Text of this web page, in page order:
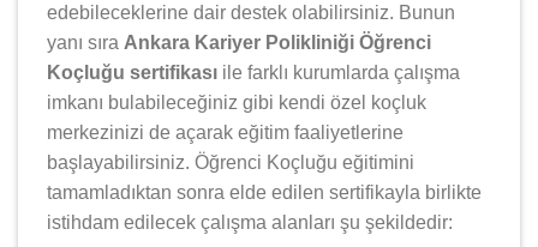
edebileceklerine dair destek olabilirsiniz. Bunun
yanı sıra Ankara Kariyer Polikliniği Öğrenci
Koçluğu sertifikası ile farklı kurumlarda çalışma
imkanı bulabileceğiniz gibi kendi özel koçluk
merkezinizi de açarak eğitim faaliyetlerine
başlayabilirsiniz. Öğrenci Koçluğu eğitimini
tamamladıktan sonra elde edilen sertifikayla birlikte
istihdam edilecek çalışma alanları şu şekildedir: